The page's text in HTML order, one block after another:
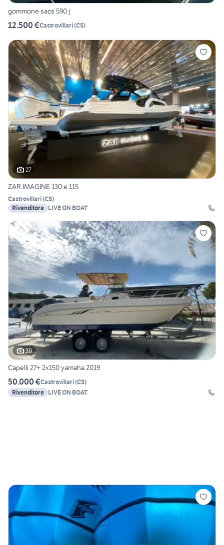
gommone sacs 590 j
12.500 €Castrovillari(CS)
27
ZAR IMAGINE 130 e 115
Castrovillari(CS)
Rivenditore LIVE ON BOAT
30
Capelli 27+ 2x150 yamaha 2019
50.000 €Castrovillari(CS)
Rivenditore LIVE ON BOAT